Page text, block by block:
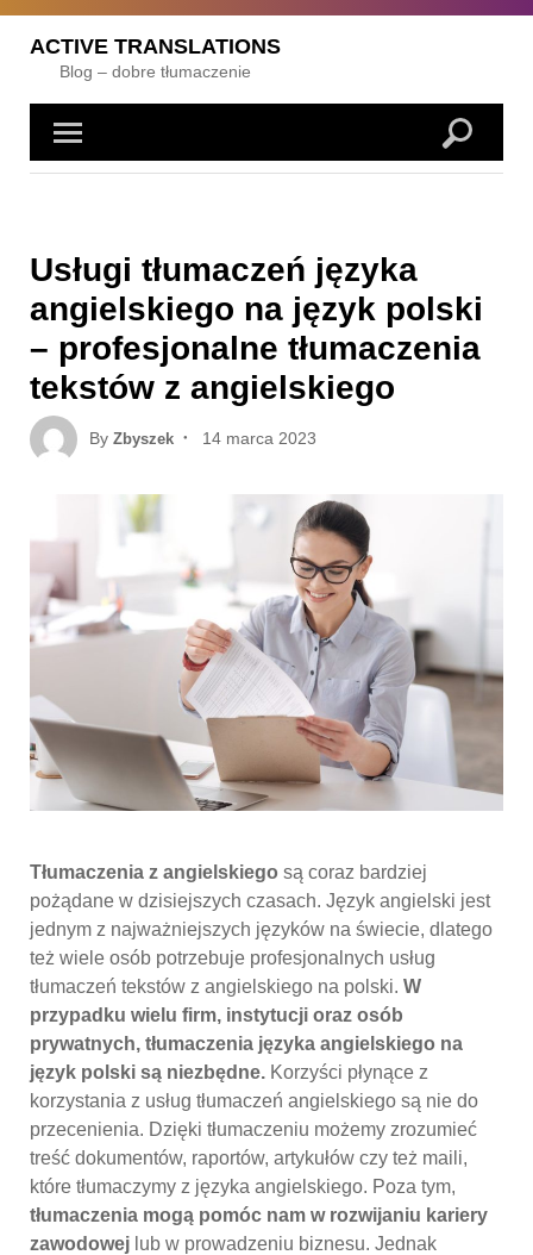
Skip
ACTIVE TRANSLATIONS
Blog – dobre tłumaczenie
Usługi tłumaczeń języka
angielskiego na język polski
– profesjonalne tłumaczenia
tekstów z angielskiego
By Zbyszek
Posted
14 marca 2023
Tłumaczenia z angielskiego są coraz bardziej
pożądane w dzisiejszych czasach. Język angielski jest
jednym z najważniejszych języków na świecie, dlatego
też wiele osób potrzebuje profesjonalnych usług
tłumaczeń tekstów z angielskiego na polski. W
przypadku wielu firm, instytucji oraz osób
prywatnych, tłumaczenia języka angielskiego na
język polski są niezbędne. Korzyści płynące z
korzystania z usług tłumaczeń angielskiego są nie do
przecenienia. Dzięki tłumaczeniu możemy zrozumieć
treść dokumentów, raportów, artykułów czy też maili,
które tłumaczymy z języka angielskiego. Poza tym,
tłumaczenia mogą pomóc nam w rozwijaniu kariery
zawodowej lub w prowadzeniu biznesu. Jednak